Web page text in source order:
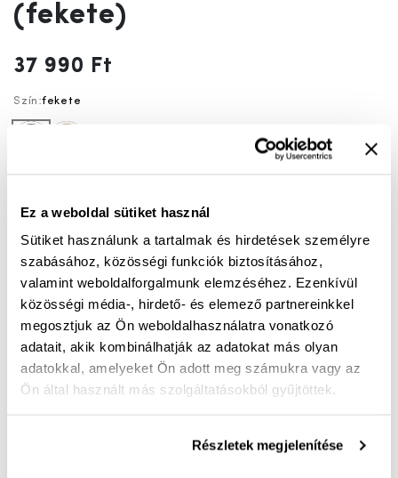
Ez a weboldal sütiket használ
Sütiket használunk a tartalmak és hirdetések személyre
szabásához, közösségi funkciók biztosításához,
valamint weboldalforgalmunk elemzéséhez. Ezenkívül
közösségi média-, hirdető- és elemező partnereinkkel
megosztjuk az Ön weboldalhasználatra vonatkozó
adatait, akik kombinálhatják az adatokat más olyan
adatokkal, amelyeket Ön adott meg számukra vagy az
Ön által használt más szolgáltatásokból gyűjtöttek.
Részletek megjelenítése
(fekete)
37 990 Ft
Szín:fekete
46 47 48
KOSÁRBA
Mérettáblázat
Nincs a méretedben?
Szállítási idő:1-3 munkanap